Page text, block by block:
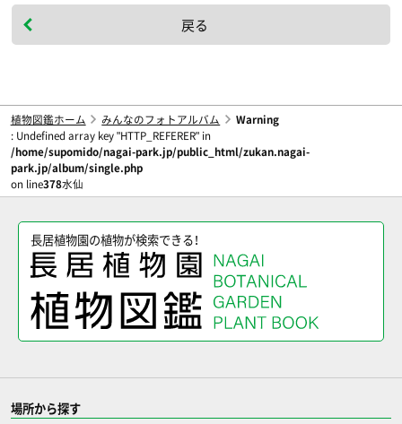
戻る
植物図鑑ホーム みんなのフォトアルバム
Warning
: Undefined array key "HTTP_REFERER" in
/home/supomido/nagai-park.jp/public_html/zukan.nagai-
park.jp/album/single.php
on line378水仙
長居植物園の植物が検索できる！
場所から探す